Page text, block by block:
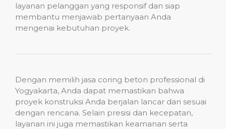
layanan pelanggan yang responsif dan siap
membantu menjawab pertanyaan Anda
mengenai kebutuhan proyek.
Dengan memilih jasa coring beton professional di
Yogyakarta, Anda dapat memastikan bahwa
proyek konstruksi Anda berjalan lancar dan sesuai
dengan rencana. Selain presisi dan kecepatan,
layanan ini juga memastikan keamanan serta